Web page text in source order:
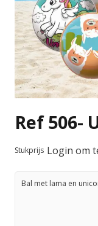
Ref 506-
Stukprijs Login om
Bal met lama en